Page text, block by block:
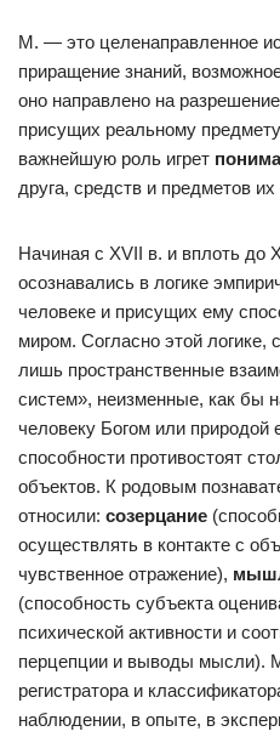
М. — это целенаправленное
приращение знаний,
оно направлено на
присущих реальному
важнейшую роль игрет
друга, средств и предметов
Начиная с XVII в. и вплоть до
осознавались в логике
человеке и присущих ему
миром. Согласно этой логике,
лишь пространственные
систем», неизменные, как бы
человеку Богом или природой
способности противостоят
объектов. К родовым
относили: созерцание
осуществлять в контакте с
чувственное отражение),
(способность субъекта
психической активности и
перцепции и выводы мысли).
регистратора и
наблюдении, в опыте, в